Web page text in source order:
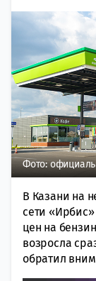
Фото:
В Казани на
сети
цен на
возросла
обратил